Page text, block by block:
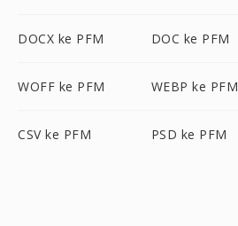
DOCX ke PFM DOC ke PFM
WOFF ke PFM WEBP ke PFM
CSV ke PFM PSD ke PFM